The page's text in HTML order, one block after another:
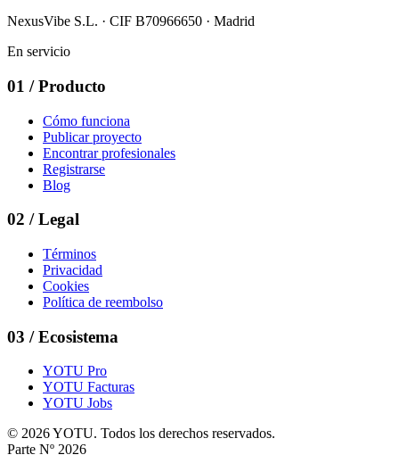
NexusVibe S.L. · CIF B70966650 · Madrid
En servicio
01 / Producto
Cómo funciona
Publicar proyecto
Encontrar profesionales
Registrarse
Blog
02 / Legal
Términos
Privacidad
Cookies
Política de reembolso
03 / Ecosistema
YOTU Pro
YOTU Facturas
YOTU Jobs
© 2026 YOTU. Todos los derechos reservados.
Parte Nº 2026